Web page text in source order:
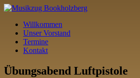
Willkommen
Unser Vorstand
Termine
Kontakt
Übungsabend Luftpistole